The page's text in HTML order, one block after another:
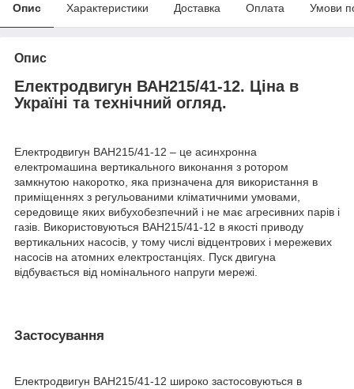
Опис Характеристики Доставка Оплата Умови
Опис
Електродвигун ВАН215/41-12. Ціна в
Україні та технічний огляд.
Електродвигун ВАН215/41-12 – це асинхронна
електромашина вертикального виконання з ротором
замкнутою накоротко, яка призначена для використання в
приміщеннях з регульованими кліматичними умовами,
середовище яких вибухобезпечний і не має агресивних парів і
газів. Використовуються ВАН215/41-12 в якості приводу
вертикальних насосів, у тому числі відцентрових і мережевих
насосів на атомних електростанціях. Пуск двигуна
відбувається від номінального напруги мережі.
Застосування
Електродвигун ВАН215/41-12 широко застосовуються в